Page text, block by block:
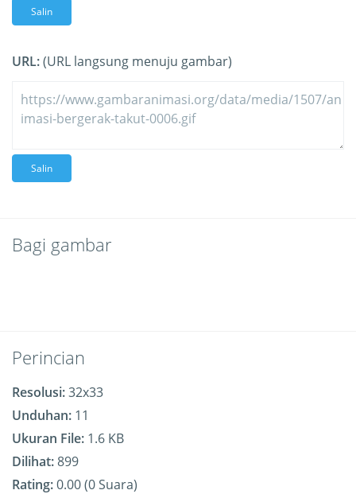
Salin
URL:(URL langsung menuju gambar)
Salin
Bagi gambar
Perincian
Resolusi:32x33
Unduhan: 11
Ukuran File: 1.6 KB
Dilihat:899
Rating:0.00 (0 Suara)